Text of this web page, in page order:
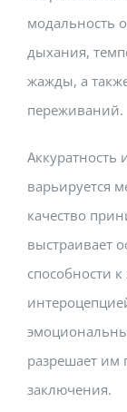
модальность
дыхания,
жажды, а
переживаний.
варьируется
качество
выстраивает
способности
разрешает им
заключения.